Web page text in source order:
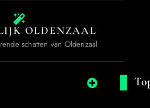
OLDENZAAL
schatten van Oldenzaal